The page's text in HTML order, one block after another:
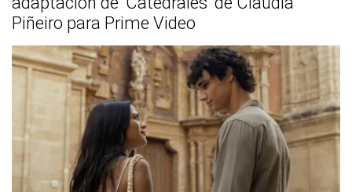
Piñeiro para Prime Video